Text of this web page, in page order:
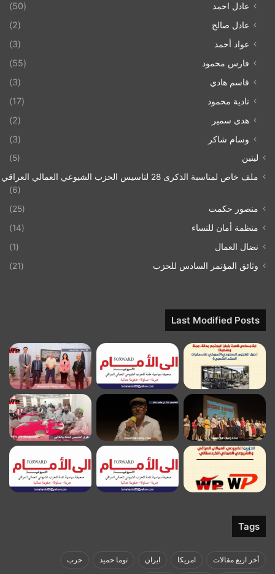
عادل احمد
(50)
عادل صالح
(2)
عواد أحمد
(3)
فارس محمود
(55)
قاسم هادي
(3)
نادية محمود
(17)
هدى سمير
(2)
وسام شاكر
(3)
لينين
(5)
ملف خاص لمناسبة الذكرى 28 لتاسيس الحزب الشيوعي العمالي العراقي 1993/07/21
(6)
منصور حكمت
(25)
منظمة أمان للنساء
(14)
نضال العمال
(1)
وثائق المؤتمر السادس للحزب
(21)
Last Modified Posts
Tags
أخر اربع مقالات امريكا ايران توما حميد حرب